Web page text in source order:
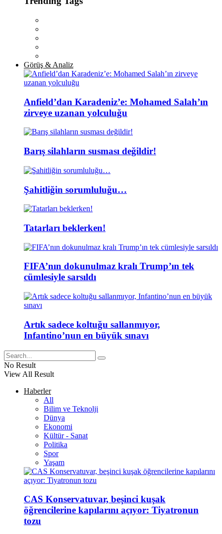
Görüş & Analiz
Anfield’dan Karadeniz’e: Mohamed Salah’ın
zirveye uzanan yolculuğu
Barış silahların susması değildir!
Şahitliğin sorumluluğu…
Tatarları beklerken!
FIFA’nın dokunulmaz kralı Trump’ın tek
cümlesiyle sarsıldı
Artık sadece koltuğu sallanmıyor,
Infantino’nun en büyük sınavı
No Result
View All Result
Haberler
All
Bilim ve Teknolji
Dünya
Ekonomi
Kültür - Sanat
Politika
Spor
Yaşam
CAS Konservatuvar, beşinci kuşak
öğrencilerine kapılarını açıyor: Tiyatronun
tozu